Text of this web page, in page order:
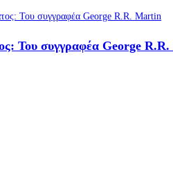
Του συγγραφέα George